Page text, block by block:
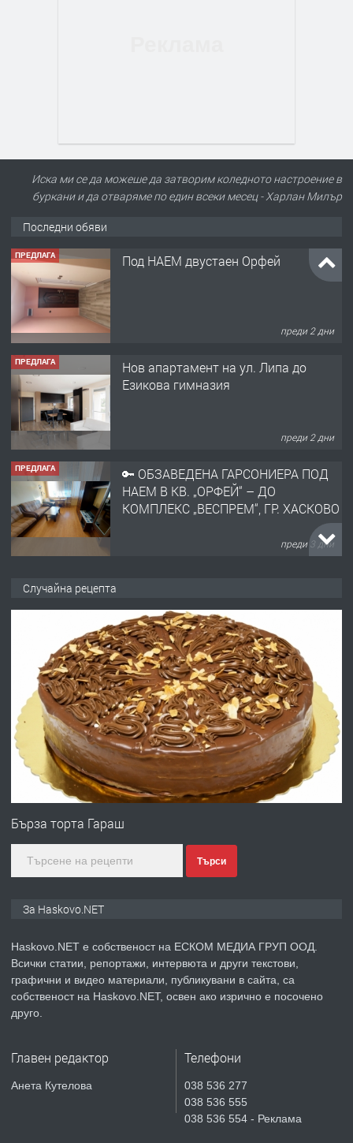
Иска ми се да можеше да затворим коледното настроение в
буркани и да отваряме по един всеки месец - Харлан Милър
Последни обяви
ПРЕДЛАГА Под НАЕМ двустаен Орфей
преди 2 дни
ПРЕДЛАГА
Нов апартамент на ул. Липа до
Езикова гимназия
преди 2 дни
ПРЕДЛАГА
🔑 ОБЗАВЕДЕНА ГАРСОНИЕРА ПОД
НАЕМ В КВ. „ОРФЕЙ“ – ДО
КОМПЛЕКС „ВЕСПРЕМ“, ГР. ХАСКОВО
преди 3 дни
АПАРТАМЕНТ В ЦЕНТЪРА НА ГР.
ХАСКОВО
преди 4 дни
ПРЕДЛАГА Давам гараж под наем
преди 4 дни
ПРЕДЛАГА
№4120 Магазин/Офис под наем в кв.
градската градина!
преди 5 дни
ПРЕДЛАГА
Продавам парцел в гр. Хасково кв.
СГЛОБЯВАНЕ НА МЕБЕЛИ.
Случайна рецепта
Бърза торта Гараш
Търси
За Haskovo.NET
Haskovo.NET е собственост на ЕСКОМ МЕДИА ГРУП ООД.
Всички статии, репортажи, интервюта и други текстови,
графични и видео материали, публикувани в сайта, са
собственост на Haskovo.NET, освен ако изрично е посочено
друго.
Главен редактор
Анета Кутелова
Телефони
038 536 277
038 536 555
038 536 554 - Реклама